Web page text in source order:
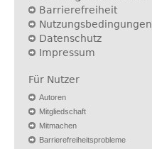
Barrierefreiheit
Nutzungsbedingungen
Datenschutz
Impressum
Für Nutzer
Autoren
Mitgliedschaft
Mitmachen
Barrierefreiheitsprobleme